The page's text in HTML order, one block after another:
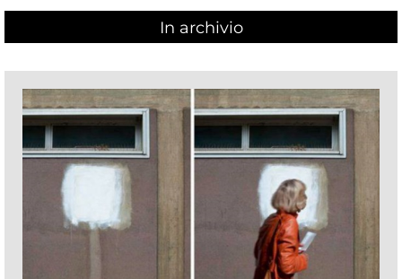
In archivio